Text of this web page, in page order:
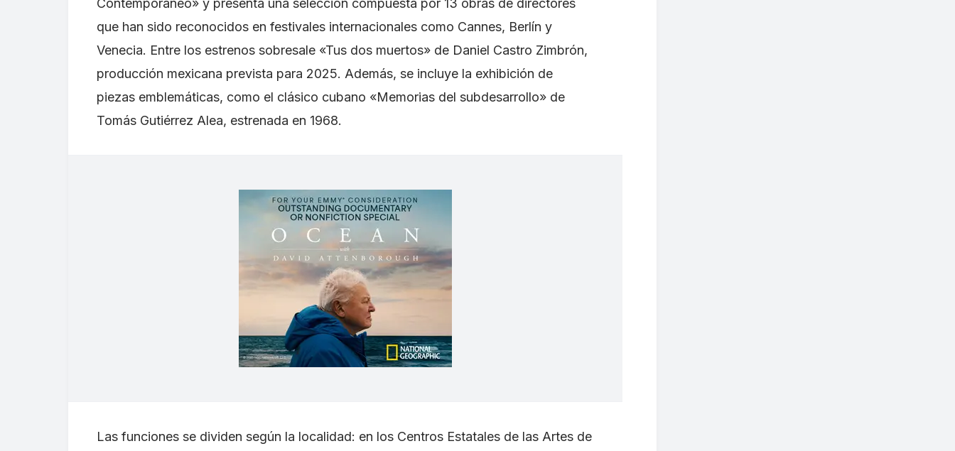
Contemporáneo» y presenta una selección compuesta por 13 obras de directores
que han sido reconocidos en festivales internacionales como Cannes, Berlín y
Venecia. Entre los estrenos sobresale «Tus dos muertos» de Daniel Castro Zimbrón,
producción mexicana prevista para 2025. Además, se incluye la exhibición de
piezas emblemáticas, como el clásico cubano «Memorias del subdesarrollo» de
Tomás Gutiérrez Alea, estrenada en 1968.
Las funciones se dividen según la localidad: en los Centros Estatales de las Artes de